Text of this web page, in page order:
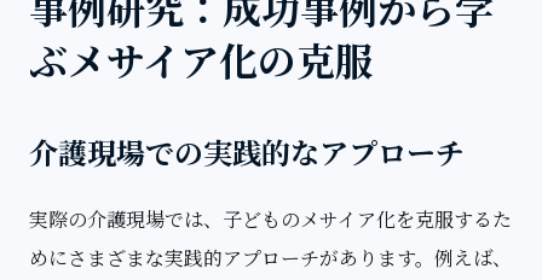
ぶメサイア化の克服
介護現場での実践的なアプローチ
実際の介護現場では、子どものメサイア化を克服するた
めにさまざまな実践的アプローチがあります。例えば、